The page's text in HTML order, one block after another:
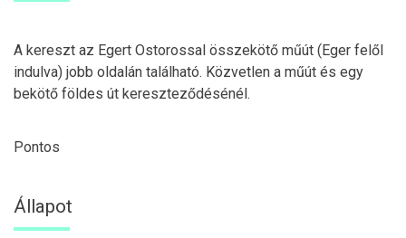
A kereszt az Egert Ostorossal összekötő műút (Eger felől
indulva) jobb oldalán található. Közvetlen a műút és egy
bekötő földes út kereszteződésénél.
Pontos
Állapot